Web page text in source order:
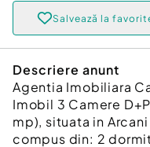
Salvează la
Descriere anunt
Agentia Imobiliara
Imobil 3 Camere
mp), situata in
compus din: 2